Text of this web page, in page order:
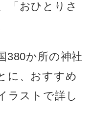
「おひとりさ
380か所の神社
に、おすすめ
ラストで詳し